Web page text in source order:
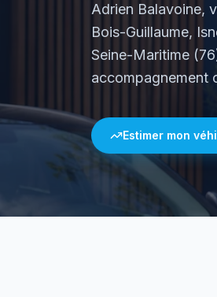
Adrien Balavoine,
Bois-Guillaume,
Seine-Maritime
accompagnement
Estimer mon